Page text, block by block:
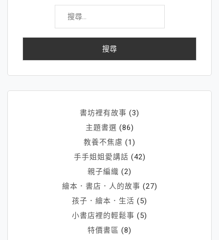
搜
書坊裡有故事 (3)
主題書選 (86)
教養不焦慮 (1)
手手姐姐愛講話 (42)
親子編織 (2)
繪本．書店．人的故事 (27)
孩子．繪本．生活 (5)
小書店裡的輕鬆事 (5)
特價書區 (8)